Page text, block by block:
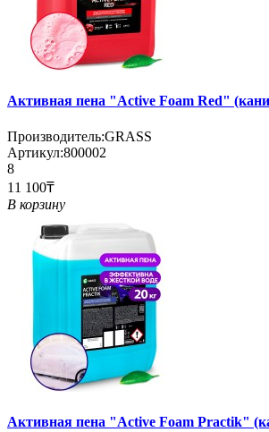
Активная пена "Active Foam Red"
Производитель:GRASS
Артикул:800002
8
11 100₸
В корзину
Активная пена "Active Foam Practik"